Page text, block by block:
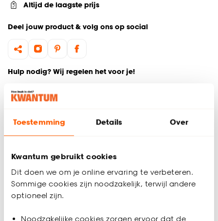
Toestemming Details Over
Kwantum gebruikt cookies
Dit doen we om je online ervaring te verbeteren.
Sommige cookies zijn noodzakelijk, terwijl andere
optioneel zijn.
Noodzakelijke cookies zorgen ervoor dat de
Altijd de laagste prijs
Deel jouw product & volg ons op social
Hulp nodig? Wij regelen het voor je!
Productomschrijving
Wil je zeker weten dat deze gordijnstof bij de rest van jouw
en bekijk of vergelijk eenvoudig welke gordijnstof jouw
favoriet is. Zo ben je 100% zeker van de juiste keuze. De
kleurstalen worden binnen 2 à 3 werkdagen thuisbezorgd en
passen door de brievenbus. Afmeting staal Gordijn: 13 x 26